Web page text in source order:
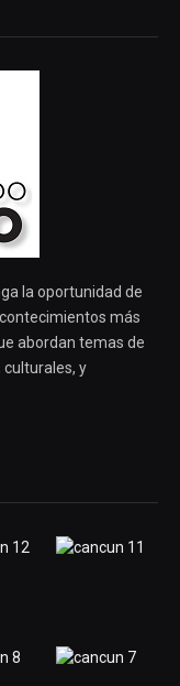
la oportunidad de
más
abordan temas de
culturales, y